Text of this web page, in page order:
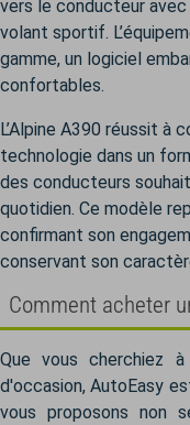
vers le conducteur
volant sportif.
gamme, un logiciel
confortables.
L’Alpine A390 réussit à
technologie dans un
des conducteurs
quotidien. Ce modèle
confirmant son
conservant son
Comment acheter
Que vous cherchiez
d'occasion, AutoEasy
vous proposons non